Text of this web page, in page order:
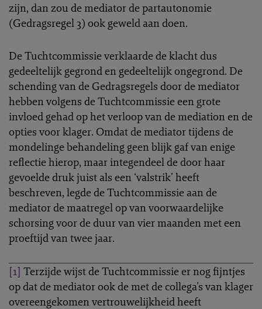
zijn, dan zou de mediator de partautonomie
(Gedragsregel 3) ook geweld aan doen.
De Tuchtcommissie verklaarde de klacht dus
gedeeltelijk gegrond en gedeeltelijk ongegrond. De
schending van de Gedragsregels door de mediator
hebben volgens de Tuchtcommissie een grote
invloed gehad op het verloop van de mediation en de
opties voor klager. Omdat de mediator tijdens de
mondelinge behandeling geen blijk gaf van enige
reflectie hierop, maar integendeel de door haar
gevoelde druk juist als een ‘valstrik’ heeft
beschreven, legde de Tuchtcommissie aan de
mediator de maatregel op van voorwaardelijke
schorsing voor de duur van vier maanden met een
proeftijd van twee jaar.
[1] Terzijde wijst de Tuchtcommissie er nog fijntjes
op dat de mediator ook de met de collega’s van klager
overeengekomen vertrouwelijkheid heeft